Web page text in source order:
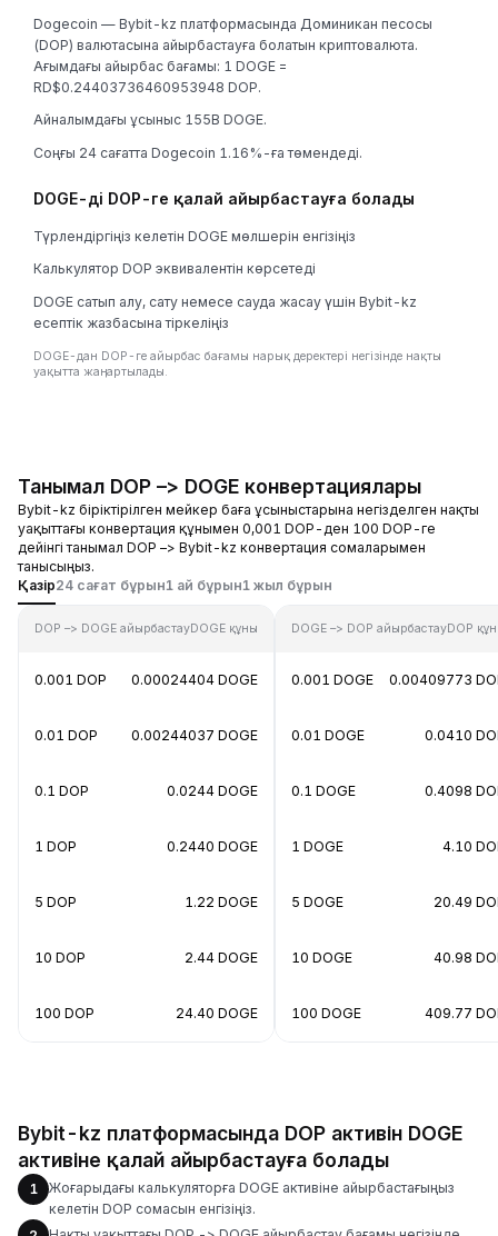
Dogecoin — Bybit-kz платформасында Доминикан песосы
(DOP) валютасына айырбастауға болатын криптовалюта.
Ағымдағы айырбас бағамы: 1 DOGE =
RD$0.24403736460953948 DOP.
Айналымдағы ұсыныс 155B DOGE.
Соңғы 24 сағатта Dogecoin 1.16%-ға төмендеді.
DOGE-ді DOP-ге қалай айырбастауға болады
Түрлендіргіңіз келетін DOGE мөлшерін енгізіңіз
Калькулятор DOP эквивалентін көрсетеді
DOGE сатып алу, сату немесе сауда жасау үшін Bybit-kz
есептік жазбасына тіркеліңіз
DOGE-дан DOP-ге айырбас бағамы нарық деректері негізінде нақты
уақытта жаңартылады.
Танымал DOP –> DOGE конвертациялары
Bybit-kz біріктірілген мейкер баға ұсыныстарына негізделген нақты
уақыттағы конвертация құнымен 0,001 DOP-ден 100 DOP-ге
дейінгі танымал DOP –> Bybit-kz конвертация сомаларымен
танысыңыз.
Қазір24 сағат бұрын1 ай бұрын1 жыл бұрын
DOP –> DOGE айырбастауDOGE құны
0.001 DOP 0.00024404 DOGE
0.01 DOP 0.00244037 DOGE
0.1 DOP 0.0244 DOGE
1 DOP 0.2440 DOGE
5 DOP 1.22 DOGE
10 DOP 2.44 DOGE
100 DOP 24.40 DOGE
DOGE –> DOP айырбастауDOP
0.001 DOGE 0.00409773
0.01 DOGE 0.0410
0.1 DOGE 0.4098
1 DOGE 4.10
5 DOGE 20.49
10 DOGE 40.98
100 DOGE 409.77
Bybit-kz платформасында DOP активін DOGE
активіне қалай айырбастауға болады
1
Жоғарыдағы калькуляторға DOGE активіне айырбастағыңыз
келетін DOP сомасын енгізіңіз.